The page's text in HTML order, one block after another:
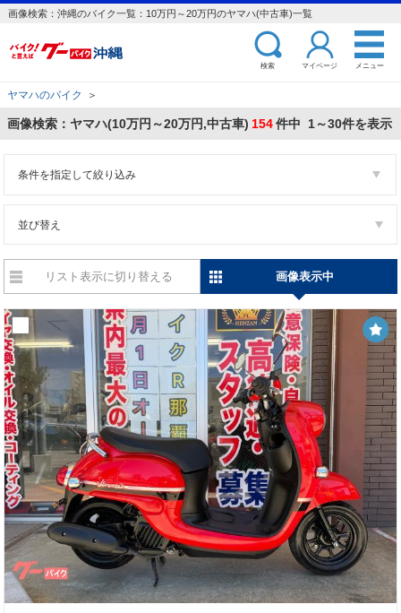
画像検索：沖縄のバイク一覧：10万円～20万円のヤマハ(中古車)一覧
検索 マイページ メニュー
ヤマハのバイク ＞
画像検索：ヤマハ(10万円～20万円,中古車) 154件中 1～30件を表示
条件を指定して絞り込み
並び替え
リスト表示に切り替える 画像表示中